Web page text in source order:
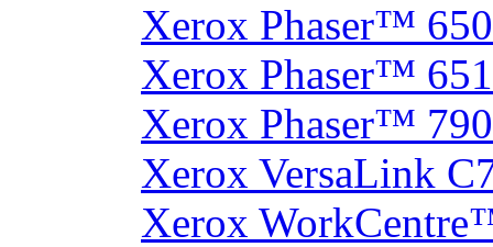
Xerox Phaser™
Xerox Phaser™
Xerox Phaser™ 790
Xerox VersaLink
Xerox